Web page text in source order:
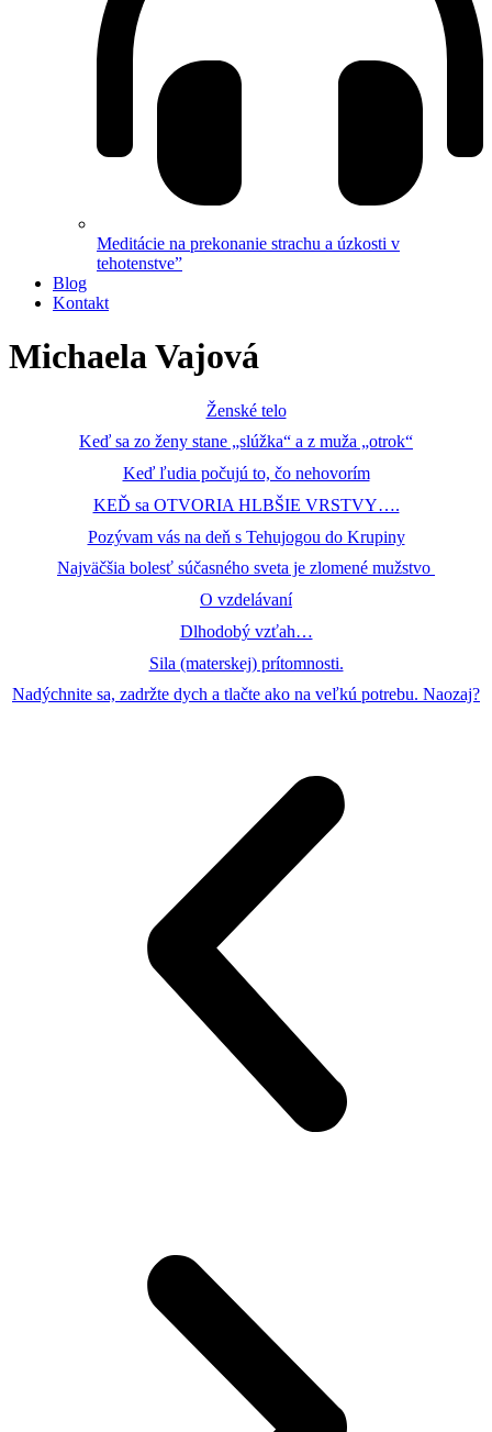
Meditácie na prekonanie strachu a úzkosti v
tehotenstve”
Blog
Kontakt
Michaela Vajová
Ženské telo
Keď sa zo ženy stane „slúžka“ a z muža „otrok“
Keď ľudia počujú to, čo nehovorím
KEĎ sa OTVORIA HLBŠIE VRSTVY….
Pozývam vás na deň s Tehujogou do Krupiny
Najväčšia bolesť súčasného sveta je zlomené mužstvo
O vzdelávaní
Dlhodobý vzťah…
Sila (materskej) prítomnosti.
Nadýchnite sa, zadržte dych a tlačte ako na veľkú potrebu. Naozaj?